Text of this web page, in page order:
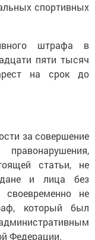
спортивных
штрафа в
пяти тысяч
на срок до
за совершение
статьи, не
и лица без
не
который был
Федерации.